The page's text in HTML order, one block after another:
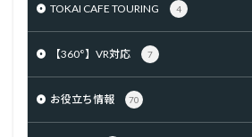
TOKAI CAFE TOURING 4
【360°】VR対応 7
お役立ち情報 70